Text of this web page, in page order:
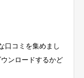
口コミを集めまし
ンロードするかど